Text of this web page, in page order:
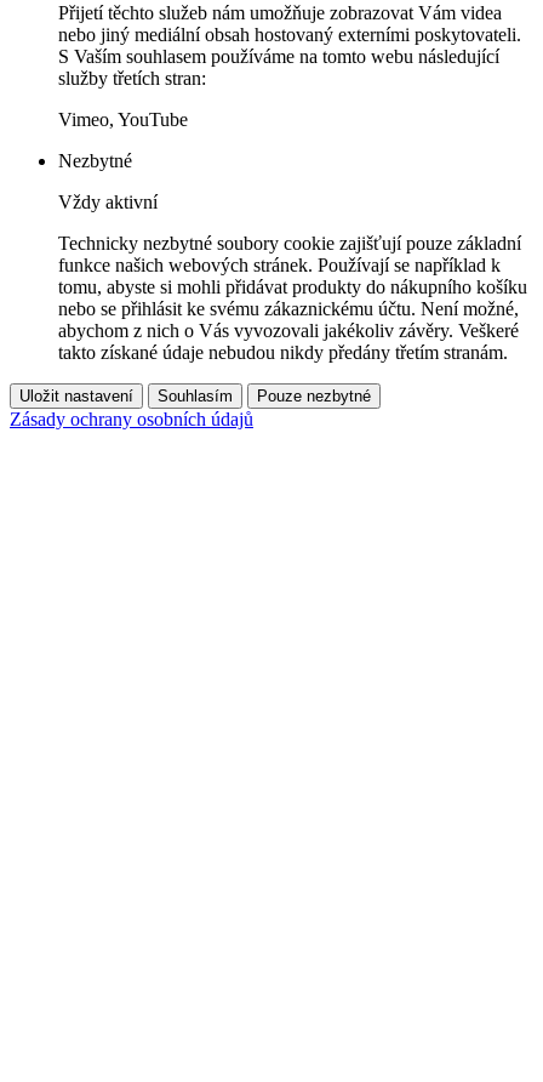
Přijetí těchto služeb nám umožňuje zobrazovat Vám videa
nebo jiný mediální obsah hostovaný externími poskytovateli.
S Vaším souhlasem používáme na tomto webu následující
služby třetích stran:
Vimeo, YouTube
Nezbytné
Vždy aktivní
Technicky nezbytné soubory cookie zajišťují pouze základní
funkce našich webových stránek. Používají se například k
tomu, abyste si mohli přidávat produkty do nákupního košíku
nebo se přihlásit ke svému zákaznickému účtu. Není možné,
abychom z nich o Vás vyvozovali jakékoliv závěry. Veškeré
takto získané údaje nebudou nikdy předány třetím stranám.
Uložit nastavení Souhlasím Pouze nezbytné
Zásady ochrany osobních údajů